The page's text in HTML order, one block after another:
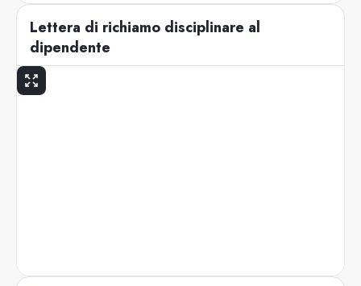
Lettera di richiamo disciplinare al
dipendente